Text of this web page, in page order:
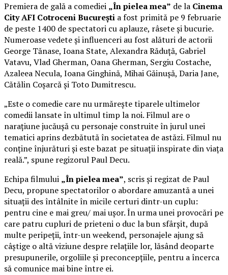
Premiera de gală a comediei „În pielea mea” de la Cinema
City AFI Cotroceni București a fost primită pe 9 februarie
de peste 1400 de spectatori cu aplauze, râsete și bucurie.
Numeroase vedete și influenceri au fost alături de actorii
George Tănase, Ioana State, Alexandra Răduță, Gabriel
Vatavu, Vlad Gherman, Oana Gherman, Sergiu Costache,
Azaleea Necula, Ioana Ginghină, Mihai Găinușă, Daria Jane,
Cătălin Coșarcă și Toto Dumitrescu.
„Este o comedie care nu urmărește tiparele ultimelor
comedii lansate în ultimul timp la noi. Filmul are o
narațiune jucăușă cu personaje construite în jurul unei
tematici aprins dezbătută în societatea de astăzi. Filmul nu
conține înjurături și este bazat pe situații inspirate din viața
reală.”, spune regizorul Paul Decu.
Echipa filmului „În pielea mea”, scris și regizat de Paul
Decu, propune spectatorilor o abordare amuzantă a unei
situații des întâlnite în micile certuri dintr-un cuplu:
pentru cine e mai greu/ mai ușor. În urma unei provocări pe
care patru cupluri de prieteni o duc la bun sfârșit, după
multe peripeții, într-un weekend, personajele ajung să
câștige o altă viziune despre relațiile lor, lăsând deoparte
presupunerile, orgoliile și preconcepțiile, pentru a încerca
să comunice mai bine între ei.